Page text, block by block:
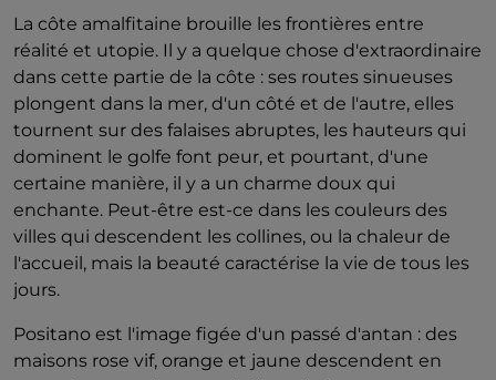
La côte amalfitaine brouille les frontières entre
réalité et utopie. Il y a quelque chose d'extraordinaire
dans cette partie de la côte : ses routes sinueuses
plongent dans la mer, d'un côté et de l'autre, elles
tournent sur des falaises abruptes, les hauteurs qui
dominent le golfe font peur, et pourtant, d'une
certaine manière, il y a un charme doux qui
enchante. Peut-être est-ce dans les couleurs des
villes qui descendent les collines, ou la chaleur de
l'accueil, mais la beauté caractérise la vie de tous les
jours.
Positano est l'image figée d'un passé d'antan : des
maisons rose vif, orange et jaune descendent en